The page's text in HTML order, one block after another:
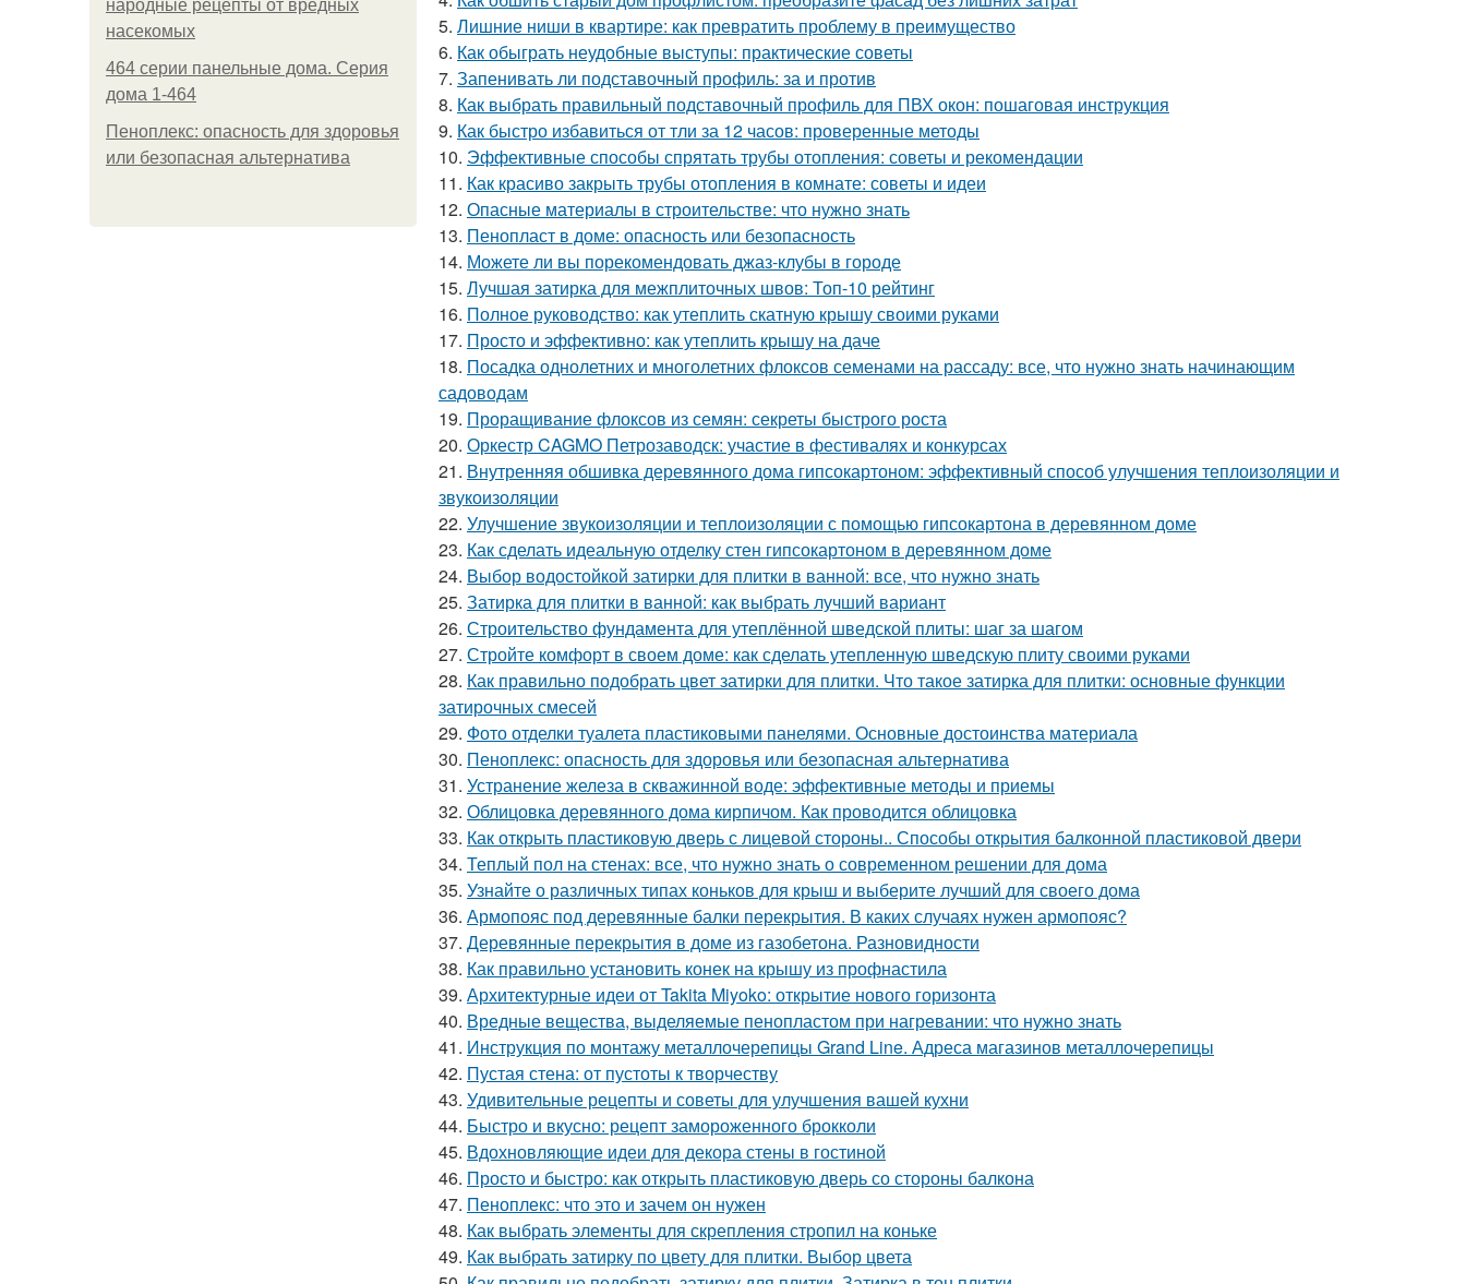
народные рецепты от вредных
насекомых
464 серии панельные дома. Серия
дома 1-464
Пеноплекс: опасность для здоровья
или безопасная альтернатива
5. Лишние ниши в квартире: как превратить проблему в преимущество
6. Как обыграть неудобные выступы: практические советы
7. Запенивать ли подставочный профиль: за и против
8. Как выбрать правильный подставочный профиль для ПВХ окон: пошаговая инструкция
9. Как быстро избавиться от тли за 12 часов: проверенные методы
10. Эффективные способы спрятать трубы отопления: советы и рекомендации
11. Как красиво закрыть трубы отопления в комнате: советы и идеи
12. Опасные материалы в строительстве: что нужно знать
13. Пенопласт в доме: опасность или безопасность
14. Можете ли вы порекомендовать джаз-клубы в городе
15. Лучшая затирка для межплиточных швов: Топ-10 рейтинг
16. Полное руководство: как утеплить скатную крышу своими руками
17. Просто и эффективно: как утеплить крышу на даче
18. Посадка однолетних и многолетних флоксов семенами на рассаду: все, что нужно знать начинающим
садоводам
19. Проращивание флоксов из семян: секреты быстрого роста
20. Оркестр CAGMO Петрозаводск: участие в фестивалях и конкурсах
21. Внутренняя обшивка деревянного дома гипсокартоном: эффективный способ улучшения теплоизоляции и
звукоизоляции
22. Улучшение звукоизоляции и теплоизоляции с помощью гипсокартона в деревянном доме
23. Как сделать идеальную отделку стен гипсокартоном в деревянном доме
24. Выбор водостойкой затирки для плитки в ванной: все, что нужно знать
25. Затирка для плитки в ванной: как выбрать лучший вариант
26. Строительство фундамента для утеплённой шведской плиты: шаг за шагом
27. Стройте комфорт в своем доме: как сделать утепленную шведскую плиту своими руками
28. Как правильно подобрать цвет затирки для плитки. Что такое затирка для плитки: основные функции
затирочных смесей
29. Фото отделки туалета пластиковыми панелями. Основные достоинства материала
30. Пеноплекс: опасность для здоровья или безопасная альтернатива
31. Устранение железа в скважинной воде: эффективные методы и приемы
32. Облицовка деревянного дома кирпичом. Как проводится облицовка
33. Как открыть пластиковую дверь с лицевой стороны.. Способы открытия балконной пластиковой двери
34. Теплый пол на стенах: все, что нужно знать о современном решении для дома
35. Узнайте о различных типах коньков для крыш и выберите лучший для своего дома
36. Армопояс под деревянные балки перекрытия. В каких случаях нужен армопояс?
37. Деревянные перекрытия в доме из газобетона. Разновидности
38. Как правильно установить конек на крышу из профнастила
39. Архитектурные идеи от Takita Miyoko: открытие нового горизонта
40. Вредные вещества, выделяемые пенопластом при нагревании: что нужно знать
41. Инструкция по монтажу металлочерепицы Grand Line. Адреса магазинов металлочерепицы
42. Пустая стена: от пустоты к творчеству
43. Удивительные рецепты и советы для улучшения вашей кухни
44. Быстро и вкусно: рецепт замороженного брокколи
45. Вдохновляющие идеи для декора стены в гостиной
46. Просто и быстро: как открыть пластиковую дверь со стороны балкона
47. Пеноплекс: что это и зачем он нужен
48. Как выбрать элементы для скрепления стропил на коньке
49. Как выбрать затирку по цвету для плитки. Выбор цвета